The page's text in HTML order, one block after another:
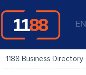
EN
1188 Business Directory